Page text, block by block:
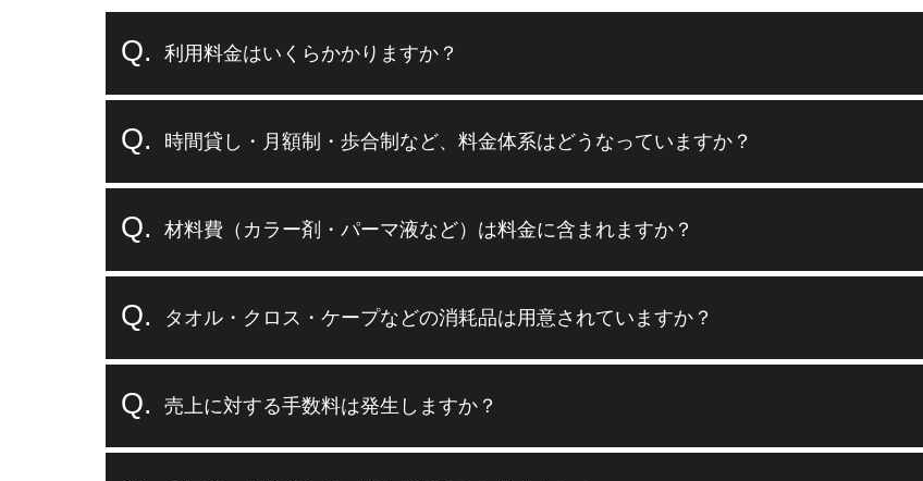
利用料金はいくらかかりますか？
時間貸し・月額制・歩合制など、料金体系はどうなっていますか？
材料費（カラー剤・パーマ液など）は料金に含まれますか？
タオル・クロス・ケープなどの消耗品は用意されていますか？
売上に対する手数料は発生しますか？